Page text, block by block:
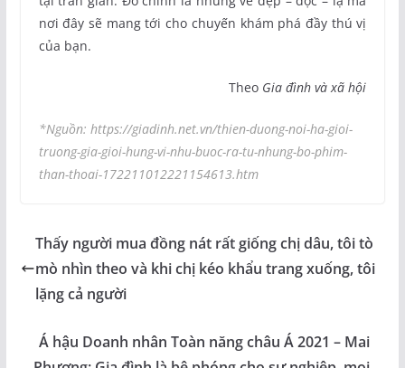
nơi đây sẽ mang tới cho chuyến khám phá đầy thú vị
của bạn.
Theo Gia đình và xã hội
*Nguồn: https://giadinh.net.vn/thien-duong-noi-ha-gioi-
truong-gia-gioi-hung-vi-nhu-buoc-ra-tu-nhung-bo-phim-
than-thoai-172211012221154613.htm
Thấy người mua đồng nát rất giống chị dâu, tôi tò
mò nhìn theo và khi chị kéo khẩu trang xuống, tôi
lặng cả người
Á hậu Doanh nhân Toàn năng châu Á 2021 – Mai